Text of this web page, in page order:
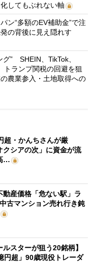
してもぶれない軸
ン“多額のEV補助金”で注
の背後に見え隠れす
” SHEIN、TikTok、
ランプ関税の回避を狙
農業参入・土地取得への
超・かんちさんが厳
クシアの次」に資金が流
…
動産価格「危ない駅」ラ
古マンション売れ行き鈍
ルスターが狙う20銘柄】
円超」90歳現役トレーダ